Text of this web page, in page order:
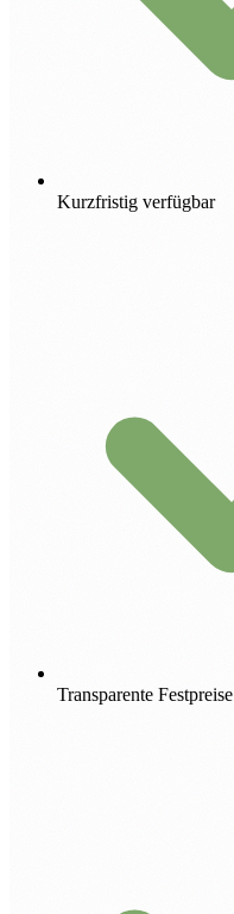
Kurzfristig verfügbar
Transparente Festpreise